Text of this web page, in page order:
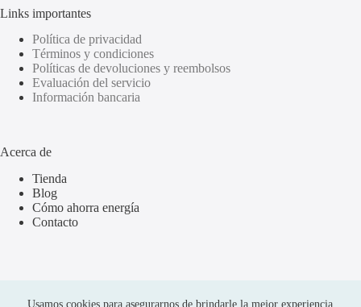
Usamos cookies para asegurarnos de brindarle la mejor experiencia
Links importantes
Política de privacidad
Términos y condiciones
Políticas de devoluciones y reembolsos
Evaluación del servicio
Información bancaria
Acerca de
Tienda
Blog
Cómo ahorra energía
Contacto